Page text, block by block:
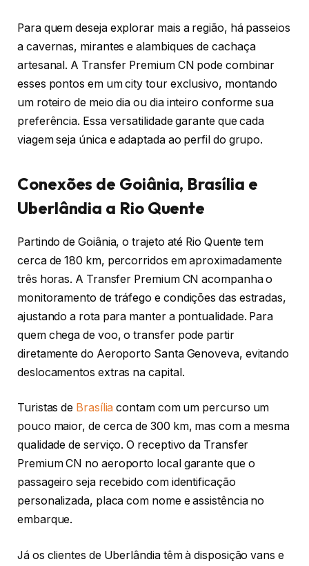
Para quem deseja explorar mais a região, há passeios
a cavernas, mirantes e alambiques de cachaça
artesanal. A Transfer Premium CN pode combinar
esses pontos em um city tour exclusivo, montando
um roteiro de meio dia ou dia inteiro conforme sua
preferência. Essa versatilidade garante que cada
viagem seja única e adaptada ao perfil do grupo.
Conexões de Goiânia, Brasília e
Uberlândia a Rio Quente
Partindo de Goiânia, o trajeto até Rio Quente tem
cerca de 180 km, percorridos em aproximadamente
três horas. A Transfer Premium CN acompanha o
monitoramento de tráfego e condições das estradas,
ajustando a rota para manter a pontualidade. Para
quem chega de voo, o transfer pode partir
diretamente do Aeroporto Santa Genoveva, evitando
deslocamentos extras na capital.
Turistas de Brasília contam com um percurso um
pouco maior, de cerca de 300 km, mas com a mesma
qualidade de serviço. O receptivo da Transfer
Premium CN no aeroporto local garante que o
passageiro seja recebido com identificação
personalizada, placa com nome e assistência no
embarque.
Já os clientes de Uberlândia têm à disposição vans e